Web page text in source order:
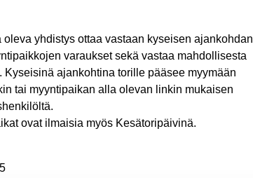
yhdistys ottaa vastaan kyseisen ajankohdan
varaukset sekä vastaa mahdollisesta
Kyseisinä ajankohtina torille pääsee myymään
tai myyntipaikan alla olevan linkin mukaisen
ovat ilmaisia myös Kesätoripäivinä.